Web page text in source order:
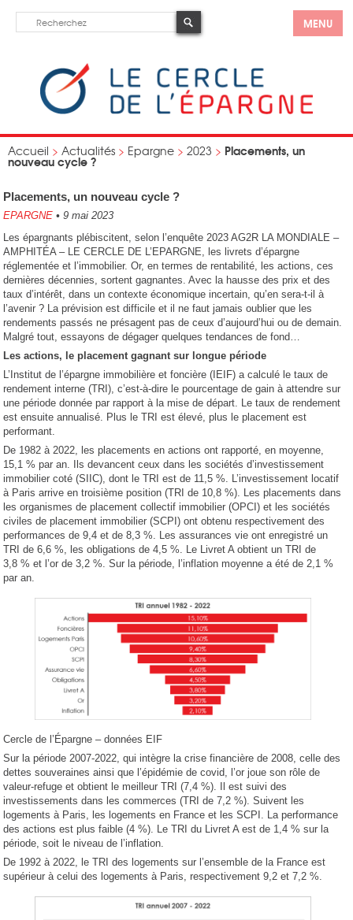
MENU
Accueil > Actualités > Epargne > 2023 > Placements, un
nouveau cycle ?
Placements, un nouveau cycle ?
EPARGNE • 9 mai 2023
Les épargnants plébiscitent, selon l’enquête 2023 AG2R LA MONDIALE –
AMPHITÉA – LE CERCLE DE L’EPARGNE, les livrets d’épargne
réglementée et l’immobilier. Or, en termes de rentabilité, les actions, ces
dernières décennies, sortent gagnantes. Avec la hausse des prix et des
taux d’intérêt, dans un contexte économique incertain, qu’en sera-t-il à
l’avenir ? La prévision est difficile et il ne faut jamais oublier que les
rendements passés ne présagent pas de ceux d’aujourd’hui ou de demain.
Malgré tout, essayons de dégager quelques tendances de fond…
Les actions, le placement gagnant sur longue période
L’Institut de l’épargne immobilière et foncière (IEIF) a calculé le taux de
rendement interne (TRI), c’est-à-dire le pourcentage de gain à attendre sur
une période donnée par rapport à la mise de départ. Le taux de rendement
est ensuite annualisé. Plus le TRI est élevé, plus le placement est
performant.
De 1982 à 2022, les placements en actions ont rapporté, en moyenne,
15,1 % par an. Ils devancent ceux dans les sociétés d’investissement
immobilier coté (SIIC), dont le TRI est de 11,5 %. L’investissement locatif
à Paris arrive en troisième position (TRI de 10,8 %). Les placements dans
les organismes de placement collectif immobilier (OPCI) et les sociétés
civiles de placement immobilier (SCPI) ont obtenu respectivement des
performances de 9,4 et de 8,3 %. Les assurances vie ont enregistré un
TRI de 6,6 %, les obligations de 4,5 %. Le Livret A obtient un TRI de
3,8 % et l’or de 3,2 %. Sur la période, l’inflation moyenne a été de 2,1 %
par an.
Cercle de l’Épargne – données EIF
Sur la période 2007-2022, qui intègre la crise financière de 2008, celle des
dettes souveraines ainsi que l’épidémie de covid, l’or joue son rôle de
valeur-refuge et obtient le meilleur TRI (7,4 %). Il est suivi des
investissements dans les commerces (TRI de 7,2 %). Suivent les
logements à Paris, les logements en France et les SCPI. La performance
des actions est plus faible (4 %). Le TRI du Livret A est de 1,4 % sur la
période, soit le niveau de l’inflation.
De 1992 à 2022, le TRI des logements sur l’ensemble de la France est
supérieur à celui des logements à Paris, respectivement 9,2 et 7,2 %.